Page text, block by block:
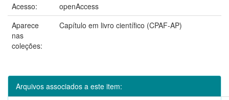
Acesso:
openAccess
Aparece
nas
coleções:
Capítulo em livro científico (CPAF-AP)
Arquivos associados a este item: